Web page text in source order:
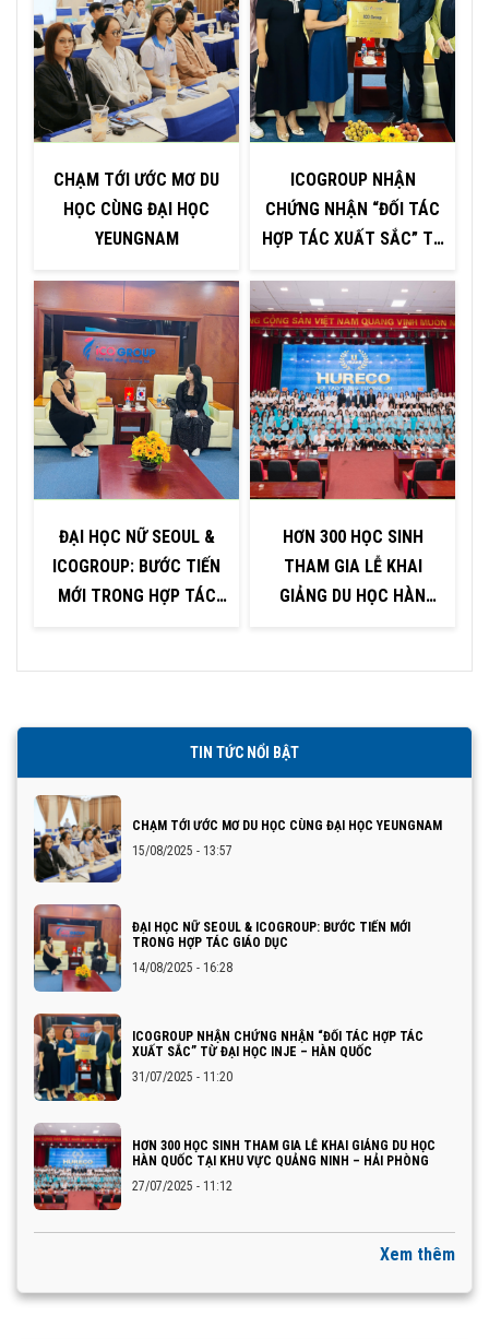
CHẠM TỚI ƯỚC MƠ DU
HỌC CÙNG ĐẠI HỌC
YEUNGNAM
ĐẠI HỌC NỮ SEOUL &
ICOGROUP: BƯỚC TIẾN
MỚI TRONG HỢP TÁC
ICOGROUP NHẬN
CHỨNG NHẬN “ĐỐI TÁC
HỢP TÁC XUẤT SẮC” TỪ
QUỐC
HƠN 300 HỌC SINH
THAM GIA LỄ KHAI
GIẢNG DU HỌC HÀN
TIN TỨC NỔI BẬT
CHẠM TỚI ƯỚC MƠ DU HỌC CÙNG ĐẠI HỌC YEUNGNAM
15/08/2025 - 13:57
ĐẠI HỌC NỮ SEOUL & ICOGROUP: BƯỚC TIẾN MỚI
TRONG HỢP TÁC GIÁO DỤC
14/08/2025 - 16:28
ICOGROUP NHẬN CHỨNG NHẬN “ĐỐI TÁC HỢP TÁC
XUẤT SẮC” TỪ ĐẠI HỌC INJE – HÀN QUỐC
31/07/2025 - 11:20
HƠN 300 HỌC SINH THAM GIA LỄ KHAI GIẢNG DU HỌC
HÀN QUỐC TẠI KHU VỰC QUẢNG NINH – HẢI PHÒNG
27/07/2025 - 11:12
Xem thêm